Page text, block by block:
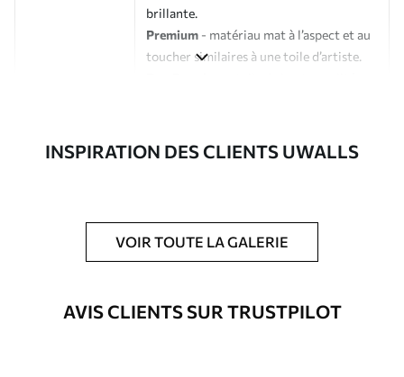
brillante.
Premium - matériau mat à l’aspect et au
toucher similaires à une toile d’artiste.
Possibilité d'ajouter un vernis
protecteur pour renforcer la durabilité
du tableau.
Matériaux disponibles
INSPIRATION DES CLIENTS UWALLS
VOIR TOUTE LA GALERIE
AVIS CLIENTS SUR TRUSTPILOT